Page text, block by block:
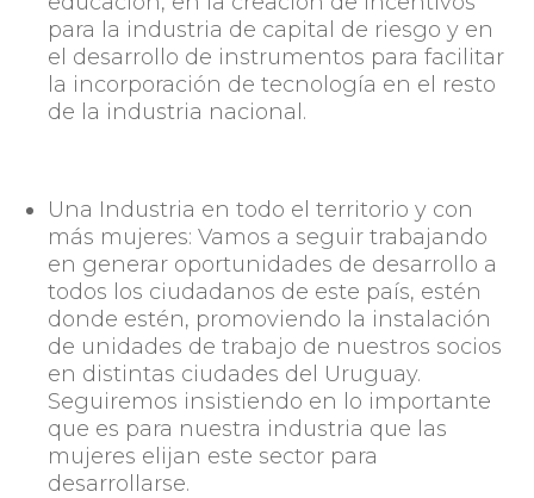
para la industria de capital de riesgo y en
el desarrollo de instrumentos para facilitar
la incorporación de tecnología en el resto
de la industria nacional.
Una Industria en todo el territorio y con
más mujeres: Vamos a seguir trabajando
en generar oportunidades de desarrollo a
todos los ciudadanos de este país, estén
donde estén, promoviendo la instalación
de unidades de trabajo de nuestros socios
en distintas ciudades del Uruguay.
Seguiremos insistiendo en lo importante
que es para nuestra industria que las
mujeres elijan este sector para
desarrollarse.